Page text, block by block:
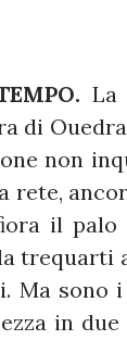
La
di
non
rete,
il palo
trequarti
Ma sono
in due